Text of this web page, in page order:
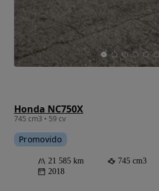
Honda NC750X
745 cm3 • 59 cv
Promovido
21 585 km 745 cm3
2018